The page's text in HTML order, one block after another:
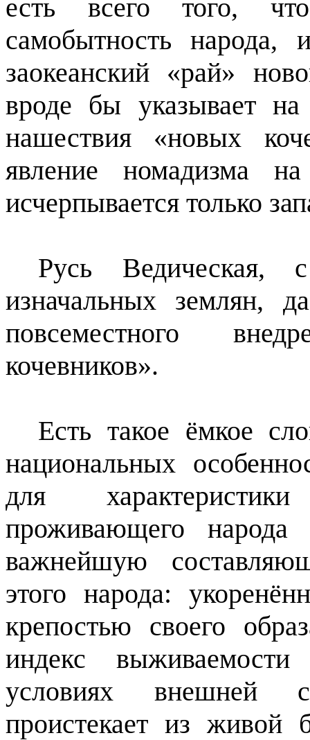
есть всего того,
самобытность
заокеанский «рай»
вроде бы указывает на
нашествия «новых
явление номадизма
исчерпывается только
Русь Ведическая,
изначальных землян,
повсеместного
кочевников».
Есть такое ёмкое
национальных
для
проживающего народа
важнейшую
этого народа:
крепостью своего
индекс
условиях внешней
проистекает из живой